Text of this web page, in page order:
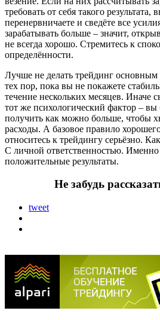
требовать от себя такого результата,
перенервничаете и сведёте все
зарабатывать больше – значит,
не всегда хорошо. Стремитесь к
определённости.
Лучше не делать трейдинг основным
тех пор, пока вы не покажете
течение нескольких месяцев. Иначе
тот же психологический фактор – вы
получить как можно больше, чтобы
расходы. А базовое правило
относитесь к трейдингу серьёзно.
С личной ответственностью. Именно
положительные результаты.
Не забудь
tweet